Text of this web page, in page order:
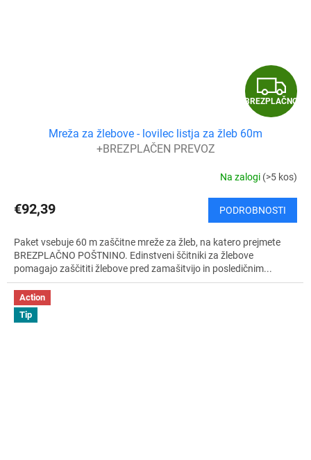
B
R
Z
P
L
Č
BREZPLAČNO
Mreža za žlebove - lovilec listja za žleb 60m
+BREZPLAČEN PREVOZ
Na zalogi (>5 kos)
€92,39 PODROBNOSTI
Paket vsebuje 60 m zaščitne mreže za žleb, na katero prejmete
BREZPLAČNO POŠTNINO. Edinstveni ščitniki za žlebove
pomagajo zaščititi žlebove pred zamašitvijo in posledičnim...
Action
Tip